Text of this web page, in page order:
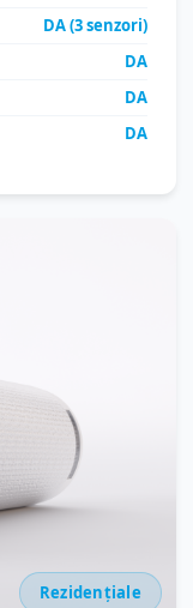
DA (3 senzori)
DA
DA
DA
Rezidențiale